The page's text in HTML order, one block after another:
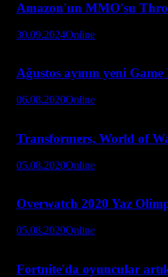
Amazon'un MMO'su
30.09.2024Online
Ağustos ayının yeni
06.08.2020Online
Transformers, World of
05.08.2020Online
Overwatch 2020 Yaz
05.08.2020Online
Fortnite'da oyuncular